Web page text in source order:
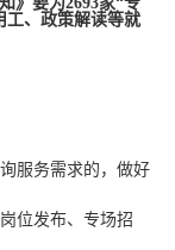
工、政策解读等就
服务需求的，做好
位发布、专场招